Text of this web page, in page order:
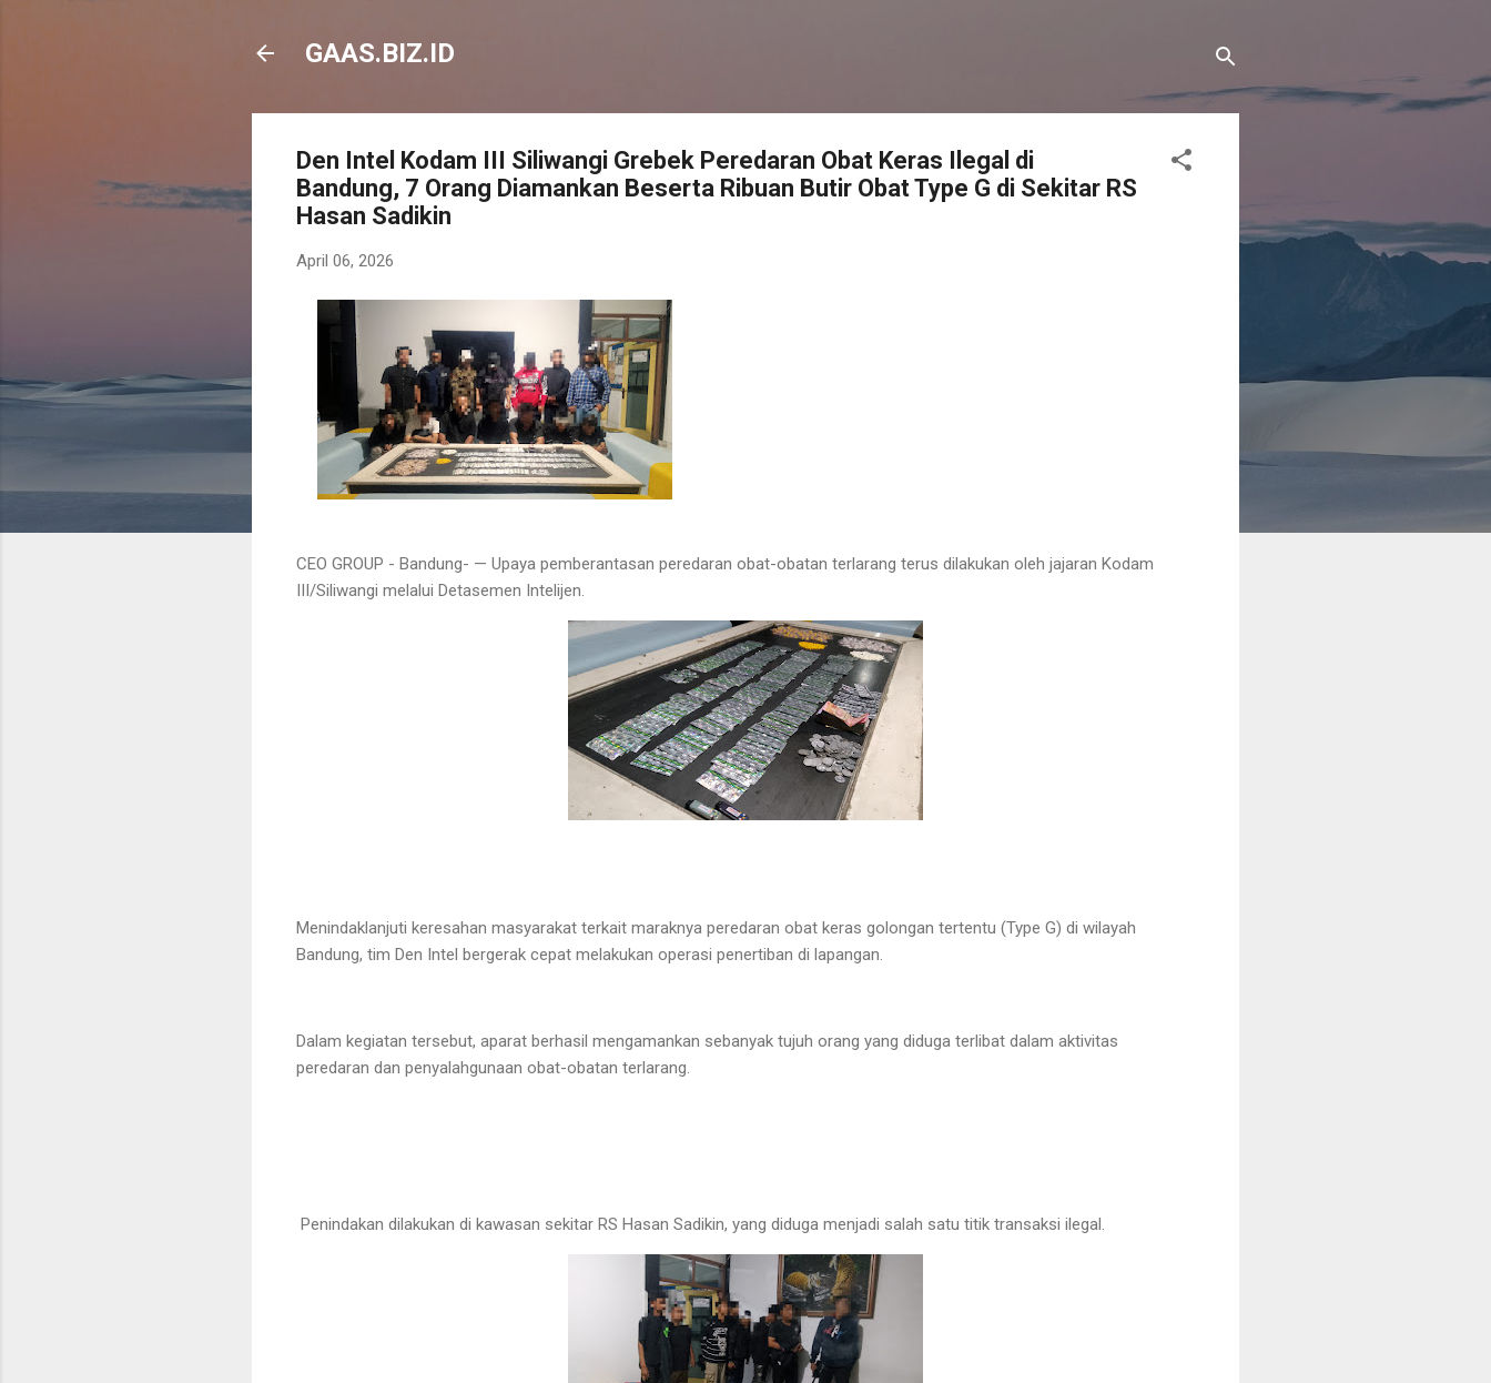
GAAS.BIZ.ID
Den Intel Kodam III Siliwangi Grebek Peredaran Obat Keras Ilegal di
Bandung, 7 Orang Diamankan Beserta Ribuan Butir Obat Type G di Sekitar RS
Hasan Sadikin
April 06, 2026
CEO GROUP - Bandung- — Upaya pemberantasan peredaran obat-obatan terlarang terus dilakukan oleh jajaran Kodam
III/Siliwangi melalui Detasemen Intelijen.
Menindaklanjuti keresahan masyarakat terkait maraknya peredaran obat keras golongan tertentu (Type G) di wilayah
Bandung, tim Den Intel bergerak cepat melakukan operasi penertiban di lapangan.
Dalam kegiatan tersebut, aparat berhasil mengamankan sebanyak tujuh orang yang diduga terlibat dalam aktivitas
peredaran dan penyalahgunaan obat-obatan terlarang.
Penindakan dilakukan di kawasan sekitar RS Hasan Sadikin, yang diduga menjadi salah satu titik transaksi ilegal.